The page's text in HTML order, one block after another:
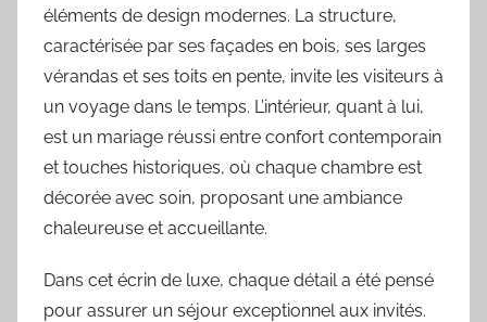
éléments de design modernes. La structure,
caractérisée par ses façades en bois, ses larges
vérandas et ses toits en pente, invite les visiteurs à
un voyage dans le temps. L’intérieur, quant à lui,
est un mariage réussi entre confort contemporain
et touches historiques, où chaque chambre est
décorée avec soin, proposant une ambiance
chaleureuse et accueillante.
Dans cet écrin de luxe, chaque détail a été pensé
pour assurer un séjour exceptionnel aux invités.